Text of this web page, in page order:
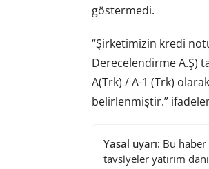
göstermedi.
“Şirketimizin kredi
Derecelendirme A.Ş)
A(Trk) / A-1 (Trk)
belirlenmiştir.”
Yasal uyarı: Bu haber
tavsiyeler yatırım